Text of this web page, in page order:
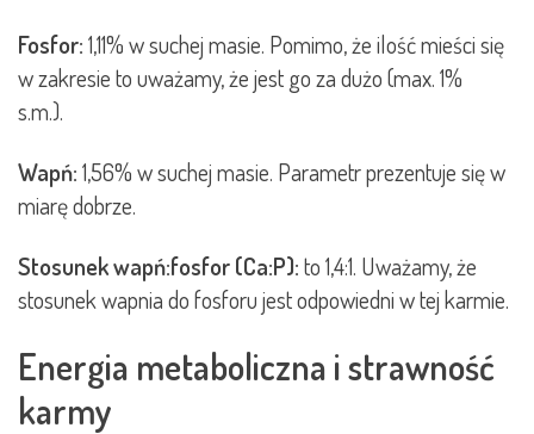
Fosfor:1,11% w suchej masie. Pomimo, że ilość mieści się
w zakresie to uważamy, że jest go za dużo (max. 1%
s.m.).
Wapń:1,56% w suchej masie. Parametr prezentuje się w
miarę dobrze.
Stosunek wapń:fosfor (Ca:P):to 1,4:1. Uważamy, że
stosunek wapnia do fosforu jest odpowiedni w tej karmie.
Energia metaboliczna i strawność
karmy